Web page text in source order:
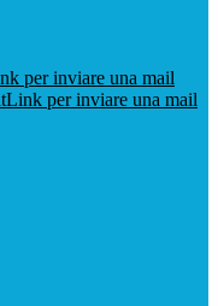
per inviare una mail
Link per inviare una mail